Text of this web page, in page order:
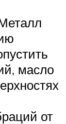
масло
от